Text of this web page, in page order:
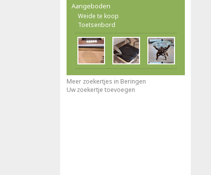
Aangeboden
Weide te koop
Toetsenbord
Meer zoekertjes in Beringen
Uw zoekertje toevoegen